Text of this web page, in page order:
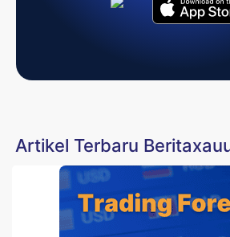
Artikel Terbaru